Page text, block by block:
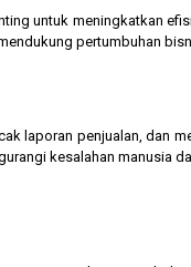
untuk meningkatkan
pertumbuhan
laporan penjualan, dan
kesalahan manusia